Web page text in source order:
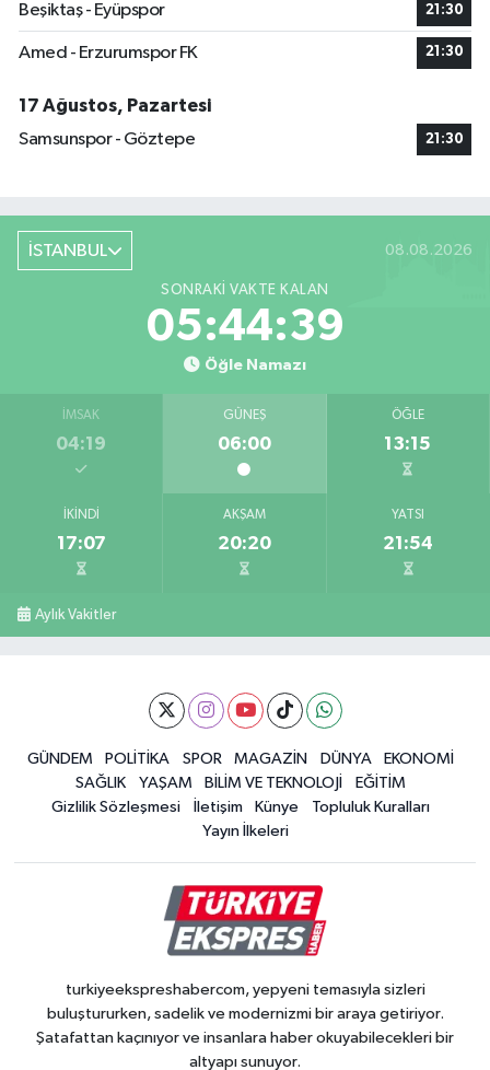
Beşiktaş - Eyüpspor 21:30
Amed - Erzurumspor FK 21:30
17 Ağustos, Pazartesi
Samsunspor - Göztepe
21:30
İSTANBUL 08.08.2026
SONRAKI VAKTE KALAN
05:44:39
Öğle Namazı
İMSAK
04:19
GÜNEŞ
06:00
ÖĞLE
13:15
İKINDI
17:07
AKŞAM
20:20
YATSI
21:54
Aylık Vakitler
GÜNDEM POLİTİKA SPOR MAGAZİN DÜNYA
EKONOMİ
SAĞLIK
YAŞAM BİLİM VE TEKNOLOJİ
EĞİTİM
Gizlilik Sözleşmesi
İletişim Künye
Topluluk Kuralları
Yayın İlkeleri
turkiyeekspreshabercom, yepyeni temasıyla sizleri
buluştururken, sadelik ve modernizmi bir araya getiriyor.
Şatafattan kaçınıyor ve insanlara haber okuyabilecekleri bir
altyapı sunuyor.